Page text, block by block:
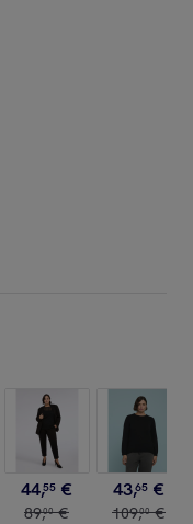
44,55 €
89,00 €
43,65 €
109,00 €